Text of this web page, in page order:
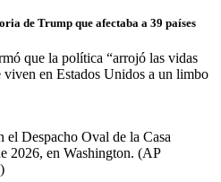
de Trump que afectaba a 39 países
que la política “arrojó las vidas
en Estados Unidos a un limbo
Despacho Oval de la Casa
2026, en Washington. (AP